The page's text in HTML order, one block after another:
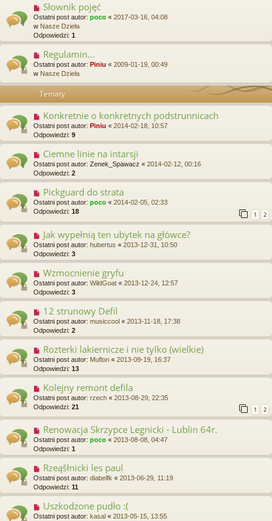
Słownik pojęć
Ostatni post autor: poco « 2017-03-16, 04:08
w Nasze Dzieła
Odpowiedzi: 1
Regulamin...
Ostatni post autor: Piniu « 2009-01-19, 00:49
w Nasze Dzieła
Tematy
Konkretnie o konkretnych podstrunnicach
Ostatni post autor: Piniu « 2014-02-18, 10:57
Odpowiedzi: 9
Ciemne linie na intarsji
Ostatni post autor: Zenek_Spawacz « 2014-02-12, 00:16
Odpowiedzi: 2
Pickguard do strata
Ostatni post autor: poco « 2014-02-05, 02:33
Odpowiedzi: 18 1 2
Jak wypełnią ten ubytek na główce?
Ostatni post autor: hubertus « 2013-12-31, 10:50
Odpowiedzi: 3
Wzmocnienie gryfu
Ostatni post autor: WildGoat « 2013-12-24, 12:57
Odpowiedzi: 3
12 strunowy Defil
Ostatni post autor: musiccool « 2013-11-18, 17:38
Odpowiedzi: 2
Rozterki lakiernicze i nie tylko (wielkie)
Ostatni post autor: Muflon « 2013-09-19, 16:37
Odpowiedzi: 13
Kolejny remont defila
Ostatni post autor: rzech « 2013-08-29, 22:35
Odpowiedzi: 21 1 2
Renowacja Skrzypce Legnicki - Lublin 64r.
Ostatni post autor: poco « 2013-08-08, 04:47
Odpowiedzi: 1
Rzeąšłnicki les paul
Ostatni post autor: diabelfk « 2013-06-29, 11:19
Odpowiedzi: 11
Uszkodzone pudło :(
Ostatni post autor: kasal « 2013-05-15, 13:55